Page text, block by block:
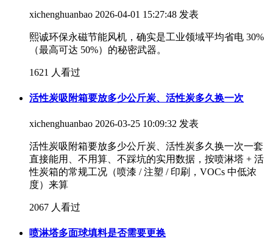
xichenghuanbao 2026-04-01 15:27:48 发表
熙诚环保永磁节能风机，确实是工业领域平均省电 30%
（最高可达 50%）的秘密武器。
1621 人看过
活性炭吸附箱要放多少公斤炭、活性炭多久换一次
xichenghuanbao 2026-03-25 10:09:32 发表
活性炭吸附箱要放多少公斤炭、活性炭多久换一次​一套
直接能用、不用算、不踩坑的实用数据，按喷淋塔 + 活
性炭箱的常规工况（喷漆 / 注塑 / 印刷，VOCs 中低浓
度）来算
2067 人看过
喷淋塔多面球填料是否需要更换